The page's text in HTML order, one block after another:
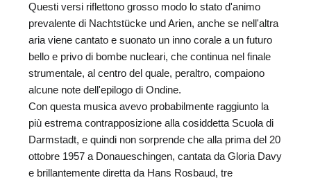
Questi versi riflettono grosso modo lo stato d'animo
prevalente di Nachtstücke und Arien, anche se nell'altra
aria viene cantato e suonato un inno corale a un futuro
bello e privo di bombe nucleari, che continua nel finale
strumentale, al centro del quale, peraltro, compaiono
alcune note dell'epilogo di Ondine.
Con questa musica avevo probabilmente raggiunto la
più estrema contrapposizione alla cosiddetta Scuola di
Darmstadt, e quindi non sorprende che alla prima del 20
ottobre 1957 a Donaueschingen, cantata da Gloria Davy
e brillantemente diretta da Hans Rosbaud, tre